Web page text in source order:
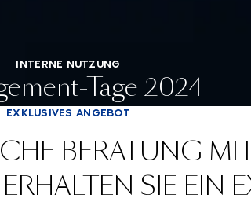
INTERNE NUTZUNG
Tage 2024
EXKLUSIVES ANGEBOT
BERATUNG
SIE EIN